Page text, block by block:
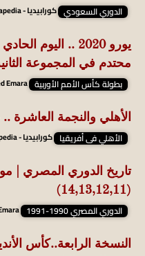
الدوري السعودي كورابيديا - koraapedia
يورو 2020 ..
محتدم في المجموعة
بطولة كأس الأمم الأوربية Emara
الأهلي والنجمة العاشرة
الأهلي فى أفريقيا كورابيديا - koraapedia
(14,13,12,11)
الدوري المصري 1990-1991